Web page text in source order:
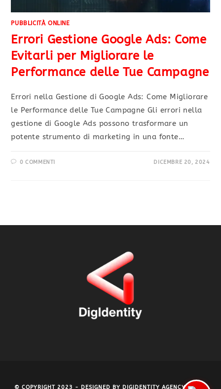
PUBBLICITÀ ONLINE
Errori Gestione Google Ads: Come
Evitarli per Migliorare le
Performance delle Tue Campagne
Errori nella Gestione di Google Ads: Come Migliorare
le Performance delle Tue Campagne Gli errori nella
gestione di Google Ads possono trasformare un
potente strumento di marketing in una fonte…
0 COMMENTI DICEMBRE 20, 2024
© COPYRIGHT 2023 - DESIGNED BY DIGIDENTITY AGENCY- P.IVA